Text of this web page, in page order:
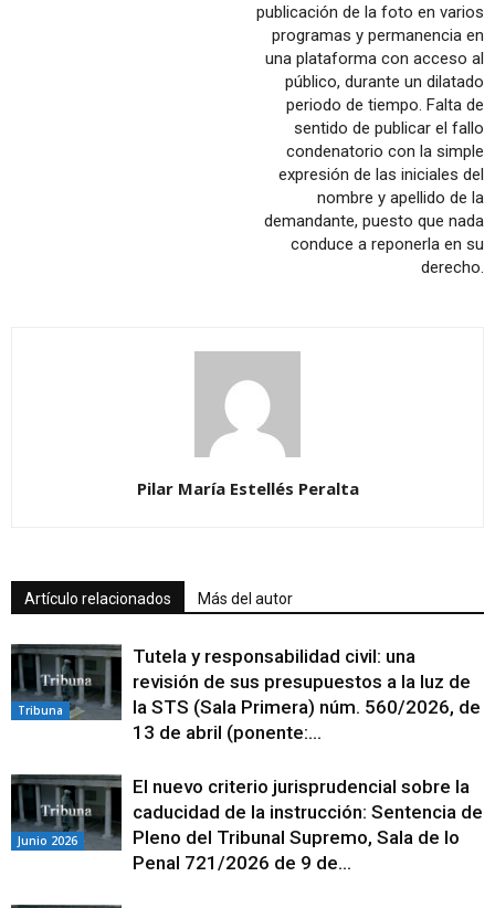
publicación de la foto en varios
programas y permanencia en
una plataforma con acceso al
público, durante un dilatado
periodo de tiempo. Falta de
sentido de publicar el fallo
condenatorio con la simple
expresión de las iniciales del
nombre y apellido de la
demandante, puesto que nada
conduce a reponerla en su
derecho.
Pilar María Estellés Peralta
Artículo relacionados Más del autor
Tribuna
Tutela y responsabilidad civil: una
revisión de sus presupuestos a la luz de
la STS (Sala Primera) núm. 560/2026, de
13 de abril (ponente:...
Junio 2026
El nuevo criterio jurisprudencial sobre la
caducidad de la instrucción: Sentencia de
Pleno del Tribunal Supremo, Sala de lo
Penal 721/2026 de 9 de...